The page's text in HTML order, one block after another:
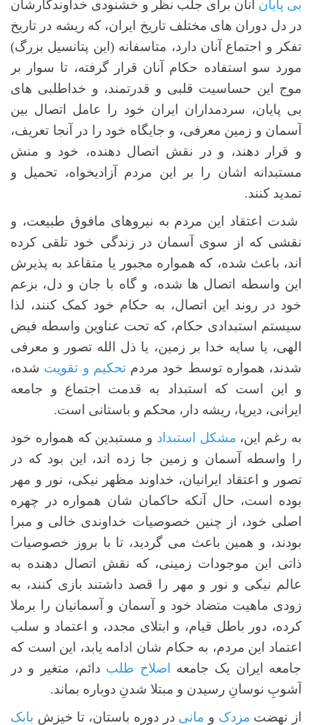
بی پایان آنان برای جلب نظر و خشنودی خداوندگارشان
در دل دوران های مختلف تاریخ ایران، که ریشه در تاریخ
تفکر و اجتماع آنان دارد، متاسفانه (این پتانسیل بزرگ)
مورد سو استفاده حکام آنان قرار گرفته، تا سوار بر
موج این حساسیت قلبی و قدرتمند، و خداطلبی های
بی پایان، سردمداران ایران خود را عامل اتصال بین
آسمان و زمین معرفی، و جایگاه خود را در آنجا تعریف،
و قرار دهند، و در نقش اتصال دهنده، خود و منش
مستبدانه اشان را بر این مردم آزادیخواه، تحمیل و
تمدید کنند.
شدت اعتقاد این مردم به نیروهای مافوق طبیعت، و
نقشی که از سوی آسمان در زندگی خود تلقی کرده
اند، باعث شده، که همواره مجبور یا متقاعد به پذیرش
این واسطه اتصال ها شده، و گاه با جان و دل، بزعم
خود در روند این اتصال، به حکام خود کمک کنند، لذا
سیستم استبدادی حکام، که تحت عناوین واسطه فیض
الهی، یا سایه خدا بر زمین، یا ذل الله تصور و معرفی
شدند، همواره توسط خود مردمتحکیم و تقویت شده،
و این است که استبداد به قدمت اجتماع و جامعه
ایرانی، دیرپا، ریشه دار، محکم و باستانی است.
به رغم این، مشکل استبداد و مستبدین که همواره خود
را واسطه آسمان و زمین جا زده اند، این بود که در
تصور و اعتقاد ایرانیان، خداوند مظهر نیکی، نور و مهر
بوده است، حال آنکه حاکمان شان همواره در چهره
اصلی خود، از چنین خصوصیات خداوندی خالی و مبرا
بودند، و همین باعث می گردید، تا با بروز خصوصیات
ذاتی این موجودات زمینی، که نقش اتصال دهنده به
عالم نیکی و نور و مهر را قصد داشتند بازی کنند، به
زودی ماهیت متضاد خود و آسمان و آسمانیان را برملا
کرده، دور باطل قیام، و ابتلای مجدد، و اعتماد و سلب
اعتماد این مردم، به حکام شان ادامه یابد، این است که
جامعه ایران یک جامعه
اصلاح طلب دائم، متغیر و در
آشوبِ نوسانِ رسیدن و مبتلا شدنِ دوباره بماند.
از نهضت مزدک و مانی در دوره باستان، تا خیزش بابک